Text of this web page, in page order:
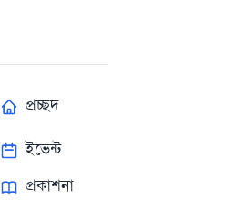
প্রচ্ছদ
ইভেন্ট
প্রকাশনা